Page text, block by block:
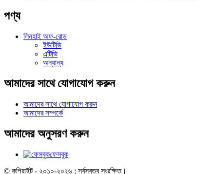
পণ্য
লিনহাই অফ-রোড
ইউটিভি
এটিভি
অন্যান্য
আমাদের সাথে যোগাযোগ করুন
আমাদের সাথে যোগাযোগ করুন
আমাদের সম্পর্কে
আমাদের অনুসরণ করুন
ফেসবুক
© কপিরাইট - ২০১০-২০২৬ : সর্বস্বত্ব সংরক্ষিত।